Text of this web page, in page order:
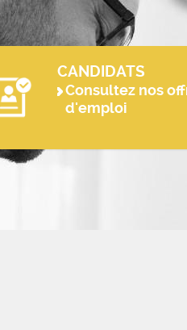
CANDIDATS
Consultez nos
d'emploi